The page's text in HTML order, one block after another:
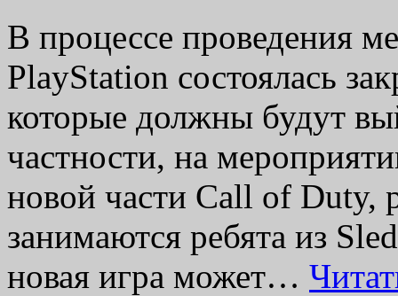
В процессе проведения
PlayStation состоялась
которые должны будут
частности, на
новой части Call of Duty,
занимаются ребята из
новая игра может…